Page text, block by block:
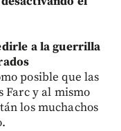
a la guerrilla
posible que las
Farc y al mismo
los muchachos